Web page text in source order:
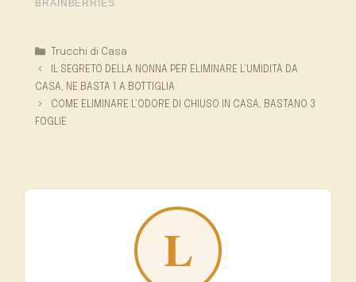
Categorie
Trucchi di Casa
IL SEGRETO DELLA NONNA PER ELIMINARE L’UMIDITÀ DA
CASA, NE BASTA 1 A BOTTIGLIA
COME ELIMINARE L’ODORE DI CHIUSO IN CASA, BASTANO 3
FOGLIE